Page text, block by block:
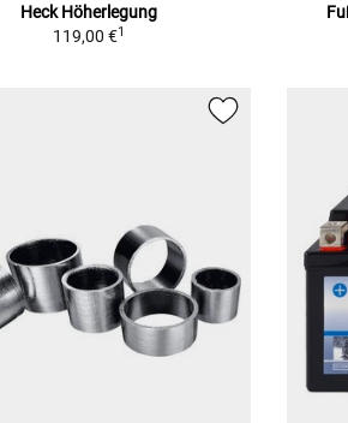
Heck Höherlegung
119,00 €1